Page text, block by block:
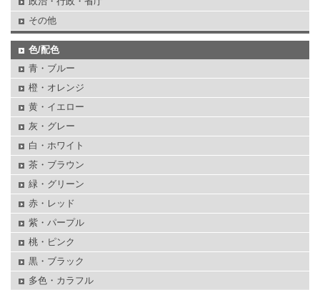
その他
色/配色
青・ブルー
橙・オレンジ
黄・イエロー
灰・グレー
白・ホワイト
茶・ブラウン
緑・グリーン
赤・レッド
紫・パープル
桃・ピンク
黒・ブラック
多色・カラフル